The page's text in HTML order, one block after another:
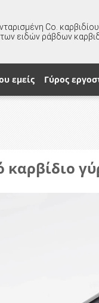
Co.
ειδών ράβδων
εμείς Γύρος
καρβίδιο